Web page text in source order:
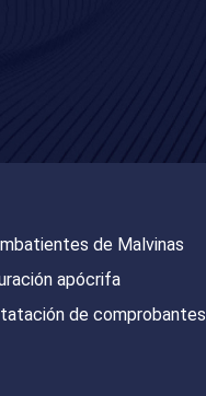
de Malvinas
apócrifa
de comprobantes